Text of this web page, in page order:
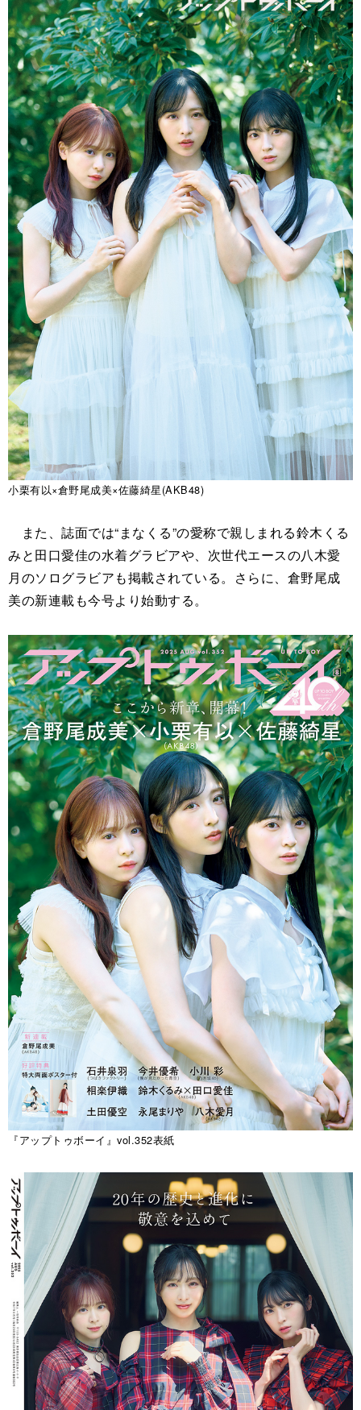
小栗有以×倉野尾成美×佐藤綺星(AKB48)
また、誌面では“まなくる”の愛称で親しまれる鈴木くる
みと田口愛佳の水着グラビアや、次世代エースの八木愛
月のソログラビアも掲載されている。さらに、倉野尾成
美の新連載も今号より始動する。
『アップトゥボーイ』vol.352表紙